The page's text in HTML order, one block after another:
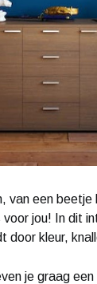
van een
jou! In dit
kleur,
je graag